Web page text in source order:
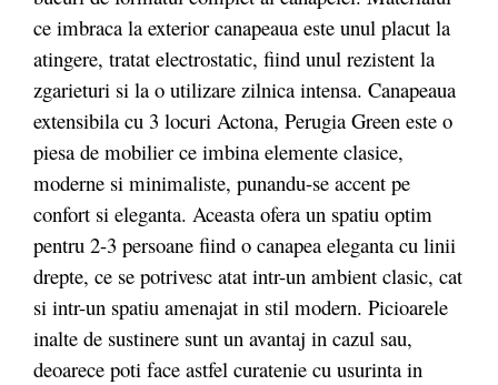
ce imbraca la exterior canapeaua este unul placut la
atingere, tratat electrostatic, fiind unul rezistent la
zgarieturi si la o utilizare zilnica intensa. Canapeaua
extensibila cu 3 locuri Actona, Perugia Green este o
piesa de mobilier ce imbina elemente clasice,
moderne si minimaliste, punandu-se accent pe
confort si eleganta. Aceasta ofera un spatiu optim
pentru 2-3 persoane fiind o canapea eleganta cu linii
drepte, ce se potrivesc atat intr-un ambient clasic, cat
si intr-un spatiu amenajat in stil modern. Picioarele
inalte de sustinere sunt un avantaj in cazul sau,
deoarece poti face astfel curatenie cu usurinta in